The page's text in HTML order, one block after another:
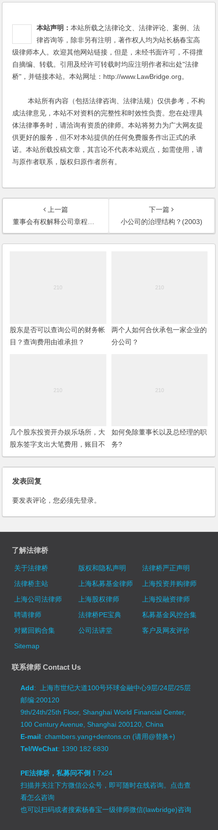
本站声明：本站所载之法律论文、法律评论、案例、法
律咨询等，除非另有注明，著作权人均为站长杨春宝高
级律师本人。欢迎其他网站链接，但是，未经书面许可，不得擅
自摘编、转载。引用及经许可转载时均应注明作者和出处"法律
桥"，并链接本站。本站网址：http://www.LawBridge.org。
本站所有内容（包括法律咨询、法律法规）仅供参考，不构
成法律意见，本站不对资料的完整性和时效性负责。您在处理具
体法律事务时，请洽询有资质的律师。本站将努力为广大网友提
供更好的服务，但不对本站提供的任何免费服务作出正式的承
诺。本站所载投稿文章，其言论不代表本站观点，如需使用，请
与原作者联系，版权归原作者所有。
上一篇
董事会有权解释公司章程吗？(2003)
下一篇
小公司的治理结构？(2003)
股东是否可以查询公司的财务帐
目？查询费用由谁承担？
两个人如何合伙承包一家企业的
分公司？
几个股东投资开办娱乐场所，大
股东签字支出大笔费用，账目不
明，小股东如何维护权益？
如何免除董事长以及总经理的职
务?
发表回复
要发表评论，您必须先登录。
了解法律桥
关于法律桥 版权和隐私声明
法律桥严正声明
法律桥主站
上海私募基金律师
上海投资并购律师
上海公司法律师
上海股权律师
上海投融资律师
聘请律师
法律桥PE宝典
私募基金风控合集
对赌回购合集
公司法讲堂
客户及网友评价
Sitemap
联系律师 Contact Us
Add: 上海市世纪大道100号环球金融中心9层/24层/25层
邮编:200120
9th/24th/25th Floor, Shanghai World Financial Center,
100 Century Avenue, Shanghai 200120, China
E-mail: chambers.yang+dentons.cn (请用@替换+)
Tel/WeChat: 1390 182 6830
PE法律桥，私募问不倒！7x24
扫描并关注下方微信公众号，即可随时在线咨询。 点击查
看怎么咨询
也可以扫码或者搜索杨春宝一级律师微信(lawbridge)咨询